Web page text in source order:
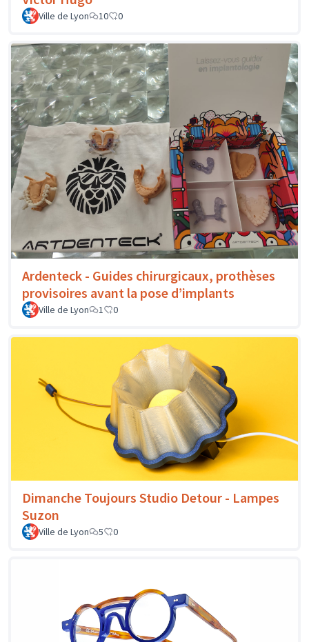
Ville de Lyon 10 0
Ardenteck - Guides chirurgicaux, prothèses
provisoires avant la pose d’implants
Ville de Lyon 1 0
Dimanche Toujours Studio Detour - Lampes
Suzon
Ville de Lyon 5 0